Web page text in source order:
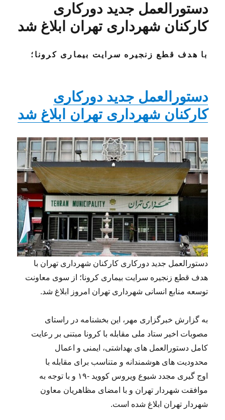
دستورالعمل جدید دورکاری
کارکنان شهرداری تهران ابلاغ شد
با هدف قطع زنجیره سرایت بیماری کرونا؛
دستورالعمل جدید دورکاری
کارکنان شهرداری تهران ابلاغ شد
دستورالعمل جدید دورکاری کارکنان شهرداری تهران با
هدف قطع زنجیره سرایت بیماری کرونا؛ از سوی معاونت
توسعه منابع انسانی شهرداری تهران امروز ابلاغ شد.
به گزارش خبرگزاری مهر، این بخشنامه در راستای
مصوبات اخیر ستاد ملی مقابله با کرونا مبتنی بر رعایت
کامل دستورالعمل های بهداشتی، ایمنی و اعمال
محدودیت های هوشمندانه و متناسب برای مقابله با
اوج گیری مجدد شیوع ویروس کووید -۱۹ و با توجه به
موافقت شهردار تهران و با امضای مظاهریان معاون
شهردار تهران ابلاغ شده است.